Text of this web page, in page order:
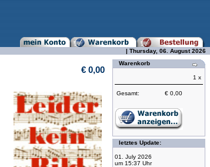
| Thursday, 06. August 2026
€ 0,00
Warenkorb
1 x
Gesamt: € 0,00
letztes Update:
01. July 2026
um 15:37 Uhr